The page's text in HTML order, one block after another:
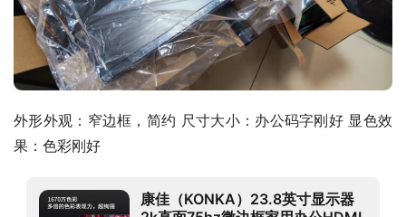
外形外观：窄边框，简约 尺寸大小：办公码字刚好 显色效
果：色彩刚好
康佳（KONKA）23.8英寸显示器